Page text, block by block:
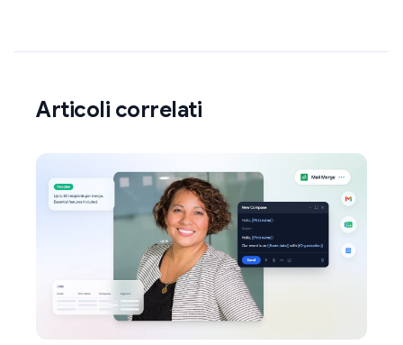
Articoli correlati